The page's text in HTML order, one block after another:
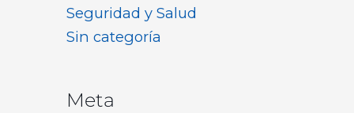
Seguridad y Salud
Sin categoría
Meta